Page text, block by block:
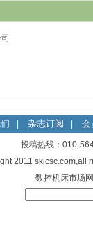
杂志订阅 会
投稿热线：
2011
数控机床市场网